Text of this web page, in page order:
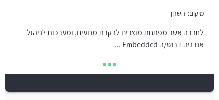
מיקום: השרון
לחברה אשר מפתחת מוצרים לבקרת מנועים, ומערכות לניהול
אנרגיה דרוש/ה Embedded ...